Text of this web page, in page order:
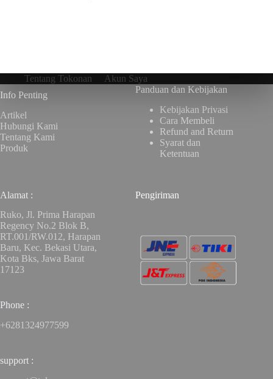
Tentang Tokonan
Akun Saya
Info Penting
Artikel
Hubungi Kami
Tentang Kami
Produk
Panduan dan Kebijakan
Kebijakan Privasi
Cara Membeli
Refund and Return
Syarat dan
Ketentuan
Alamat :
Ruko, Jl. Prima Harapan
Regency No.2 Blok B,
RT.001/RW.012, Harapan
Baru, Kec. Bekasi Utara,
Kota Bks, Jawa Barat
17123
Phone :
+6281324977599
support :
Pengiriman